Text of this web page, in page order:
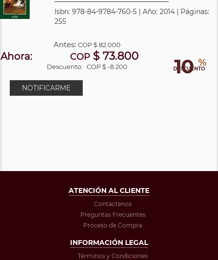
Isbn: 978-84-9784-760-5 | Año: 2014 | Páginas:
255
10 %
DESCUENTO
Antes:COP$ 82.000
Ahora: COP$ 73.800
Descuento: COP $ -8.200
NOTIFICARME
ATENCIÓN AL CLIENTE
Contáctenos
Preguntas Frecuentes
Proceso de Compra
INFORMACIÓN LEGAL
Términos y Condiciones